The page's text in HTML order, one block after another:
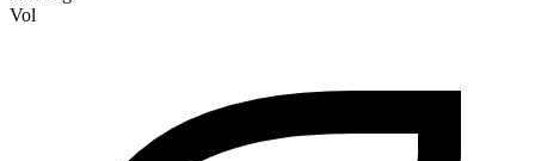
Vol